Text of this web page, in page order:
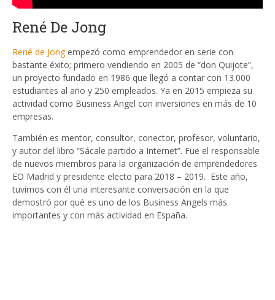
René De Jong
René de Jongempezó como emprendedor en serie con
bastante éxito; primero vendiendo en 2005 de “don Quijote”,
un proyecto fundado en 1986 que llegó a contar con 13.000
estudiantes al año y 250 empleados. Ya en 2015 empieza su
actividad como Business Angel con inversiones en más de 10
empresas.
También es mentor, consultor, conector, profesor, voluntario,
y autor del libro “Sácale partido a Internet”. Fue el responsable
de nuevos miembros para la organización de emprendedores
EO Madrid y presidente electo para 2018 – 2019. Este año,
tuvimos con él una interesante conversación en la que
demostró por qué es uno de los Business Angels más
importantes y con más actividad en España.